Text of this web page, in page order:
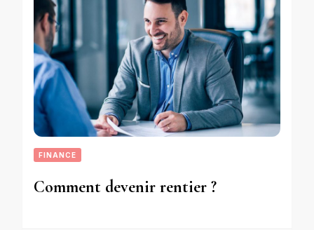
FINANCE
Comment devenir rentier ?